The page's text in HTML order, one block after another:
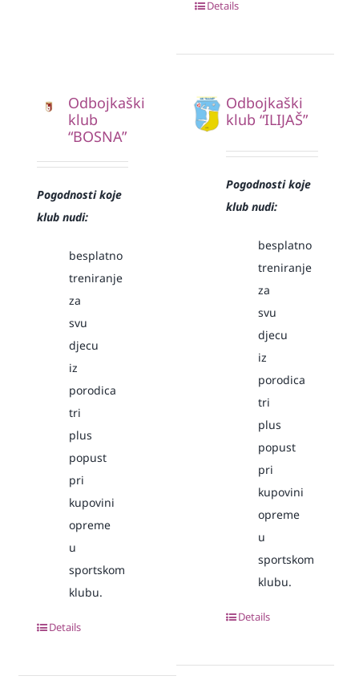
Details
Odbojkaški
klub
“BOSNA”
Pogodnosti koje
klub nudi:
besplatno
treniranje
za
svu
djecu
iz
porodica
tri
plus
popust
pri
kupovini
opreme
u
sportskom
klubu.
Details
Odbojkaški
klub “ILIJAŠ”
Pogodnosti koje
klub nudi:
besplatno
treniranje
za
svu
djecu
iz
porodica
tri
plus
popust
pri
kupovini
opreme
u
sportskom
klubu.
Details